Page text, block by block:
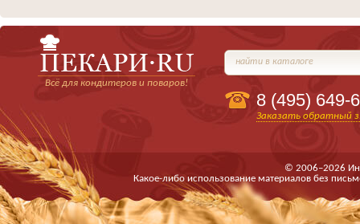
Всё для кондитеров и поваров!
найти в каталоге
8 (495) 649-
Заказать обратный
© 2006–2026
Какое-либо использование материалов без